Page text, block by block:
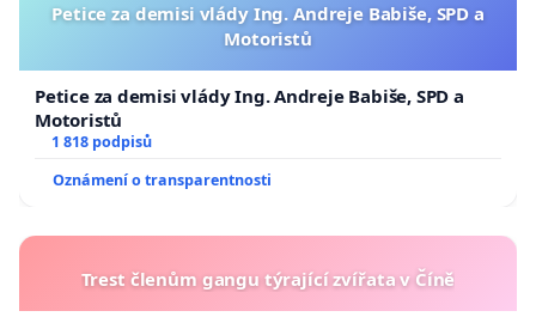
Petice za demisi vlády Ing. Andreje Babiše, SPD a
Motoristů
Petice za demisi vlády Ing. Andreje Babiše, SPD a
Motoristů
1 818 podpisů
Oznámení o transparentnosti
Trest členům gangu týrající zvířata v Číně